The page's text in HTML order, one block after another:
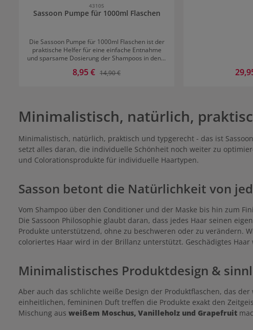
43105
Sassoon Pumpe für 1000ml Flaschen
Die Sassoon Pumpe für 1000ml Flaschen ist der
praktische Helfer für eine einfache Entnahme
und sparsame Dosierung der Shampoos in den 1
Pumpe optisch zu jedem der Sassoon
Verkaufspreis:
8,95 € Regulärer Preis:
14,90 €
Minimalistisch, natürlich,
Minimalistisch, natürlich, praktisch und typgerecht - das ist
setzt alles daran, die individuelle Schönheit noch weiter zu
und Colorationsprodukte für individuelle Haartypen.
Sasson betont die Natürlichkeit von
Vom Shampoo über den Conditioner und der Maske bis hin zum
Die Sassoon Philosophie glaubt daran, dass jedes Haar seinen
Produkte unterstützend, ohne zu beschweren oder zu verändern.
coloriertes Haar wird in der Brillanz unterstützt. Geschädigtes
Minimalistisches Produktdesign &
Aber auch das schlichte weiße Design der Produktflaschen, das
einheitlichen, femininen Duft treffen die Produkte exakt den
Mischung aus weißem Moschus, Vanilleholz und Grapefruit